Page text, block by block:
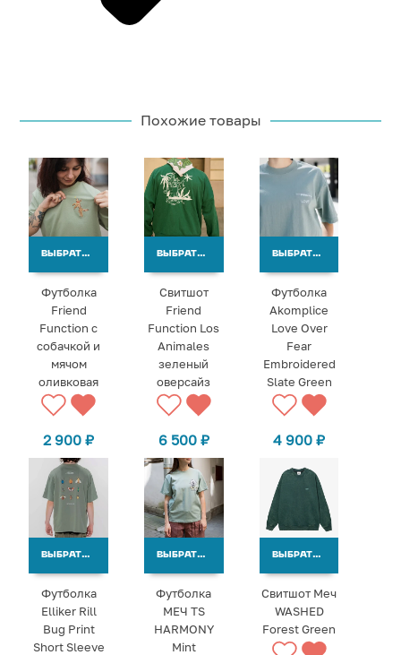
Похожие товары
ВЫБРАТЬ ВАРИАНТЫ
Футболка
Friend
Function с
собачкой и
мячом
оливковая
2 900₽
ВЫБРАТЬ ВАРИАНТЫ
Свитшот
Friend
Function Los
Animales
зеленый
оверсайз
6 500 ₽
ВЫБРАТЬ ВАРИАНТЫ
Футболка
Akomplice
Love Over
Fear
Embroidered
Slate Green
4 900₽
ВЫБРАТЬ ВАРИАНТЫ
Футболка
Elliker Rill
Bug Print
Short Sleeve
ВЫБРАТЬ ВАРИАНТЫ
Футболка
МЕЧ TS
HARMONY
Mint
ВЫБРАТЬ ВАРИАНТЫ
Свитшот Меч
WASHED
Forest Green